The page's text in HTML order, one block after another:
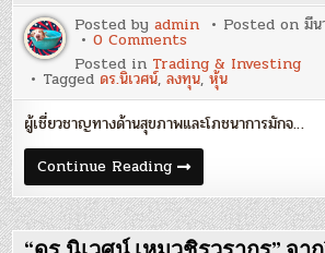
Posted byadmin Posted onมี
0 Comments
You
Are
What
You
Read
:
ดร.นิเวศน์
เหม
วชิร
ว
รากร
Posted in Trading & Investing
Tagged ดร.นิเวศน์,ลงทุน,หุ้น
ผู้เชี่ยวชาญทางด้านสุขภาพและโภชนาการมักจ…
Continue ReadingYou
Are
What
You
Read
: